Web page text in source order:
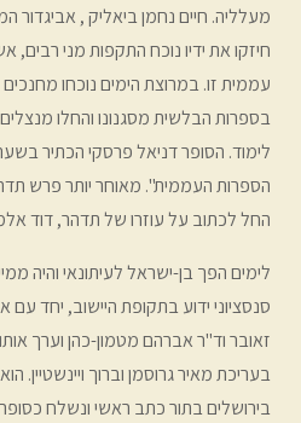
מעלליה. חיים נחמן ביאליק , אביגדור
חיזקו את ידיו נוכח התקפות מני
עממית זו. במרוצת הימים נוכחו
בספרות הבלשית מסגנונו והחלו
לימוד. הסופר דניאל פרסקי הכתיר
הספרות העממית". מאוחר יותר פרש
החל לכתוב על עוזרו של תדהר, דוד
לימים הפך בן-ישראל לעיתונאי והיה
סנסציוני ידוע בתקופת היישוב, יחד עם
בעריכת מאיר גרוסמן וברוך ויינשטיין.
בירושלים בתור כתב ראשי ונשלח כסופר